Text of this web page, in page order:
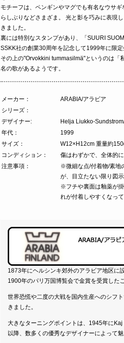
モチーフは、ペンギンやマグでも有名なウサ
らしぶりなどさまざま。 光と影を巧みに表現
きました。
裏には特別なスタンプがあり、「SUURI
SSKK社の創業30周年を記念して1999年に限定
その上の"Orvokkini tummasilmä"というのは「
名の歌があるようです。
メーカー：
ARABIA/アラビア
シリーズ：
デザイナー:
Helja Liukko-
年代：
1999
サイズ：
W12×H12cm 重量約
コンディション：
傷はわずかで、全体的
注意事項：
※微細な点/付着物/素地
が、目立たない限り図
※フチや裏面は釉薬が
れが付着しやすくなって
1873年にヘルシンキ郊外のアラビア地区に
1900年のパリ万国博覧会で金賞を受賞した
世界恐慌や二度の大戦を国内生産へのシフ
きました。
大きなターニングポイントは、1945年に
以降、数多くの優秀なデザイナーによって